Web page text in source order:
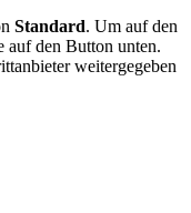
Standard. Um auf den
auf den Button unten.
weitergegeben